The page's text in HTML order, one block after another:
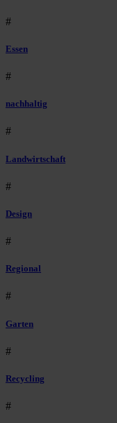
#
Essen
#
nachhaltig
#
Landwirtschaft
#
Design
#
Regional
#
Garten
#
Recycling
#